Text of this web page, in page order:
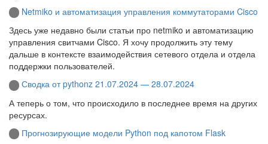
Netmiko и автоматизация управления коммутаторами Cisco
Здесь уже недавно были статьи про netmiko и автоматизацию
управления свитчами Cisco. Я хочу продолжить эту тему
дальше в контексте взаимодействия сетевого отдела и отдела
поддержки пользователей.
Сводка от pythonz 21.07.2024 — 28.07.2024
А теперь о том, что происходило в последнее время на других
ресурсах.
Прогнозирующие модели Python под капотом Flask